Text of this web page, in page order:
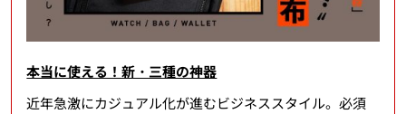
本当に使える！新・三種の神器
近年急激にカジュアル化が進むビジネススタイル。必須